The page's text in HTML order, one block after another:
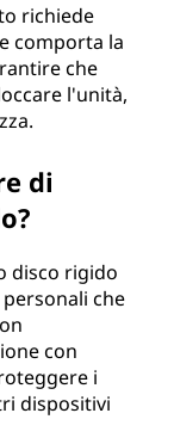
richiede
comporta la
che
l'unità,
di
disco rigido
che
con
i
dispositivi